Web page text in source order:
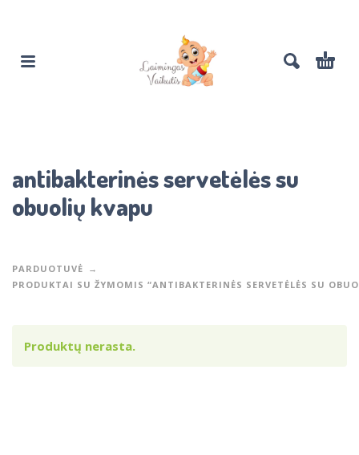
antibakterinės servetėlės su
obuolių kvapu
PARDUOTUVĖ
PRODUKTAI SU ŽYMOMIS “ANTIBAKTERINĖS SERVETĖLĖS SU
Produktų nerasta.